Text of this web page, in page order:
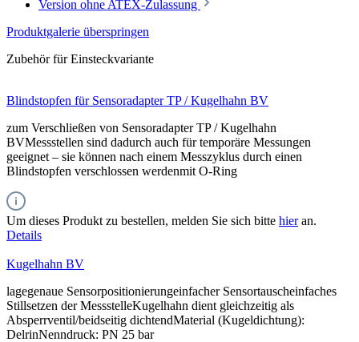
Version ohne ATEX-Zulassung
Produktgalerie überspringen
Zubehör für Einsteckvariante
Blindstopfen für Sensoradapter TP / Kugelhahn BV
zum Verschließen von Sensoradapter TP / Kugelhahn
BVMessstellen sind dadurch auch für temporäre Messungen
geeignet – sie können nach einem Messzyklus durch einen
Blindstopfen verschlossen werdenmit O-Ring
Um dieses Produkt zu bestellen, melden Sie sich bitte hieran.
Details
Kugelhahn BV
lagegenaue Sensorpositionierungeinfacher Sensortauscheinfaches
Stillsetzen der MessstelleKugelhahn dient gleichzeitig als
Absperrventil/beidseitig dichtendMaterial (Kugeldichtung):
DelrinNenndruck: PN 25 bar